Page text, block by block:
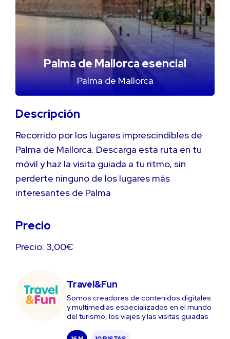
Palma de Mallorca esencial
Palma de Mallorca
Descripción
Recorrido por los lugares imprescindibles de
Palma de Mallorca. Descarga esta ruta en tu
móvil y haz la visita guiada a tu ritmo, sin
perderte ninguno de los lugares más
interesantes de Palma
Precio
Precio: 3,00€
Travel&Fun
Somos creadores de contenidos digitales
y multimedias especializados en el mundo
del turismo, los viajes y las visitas guiadas